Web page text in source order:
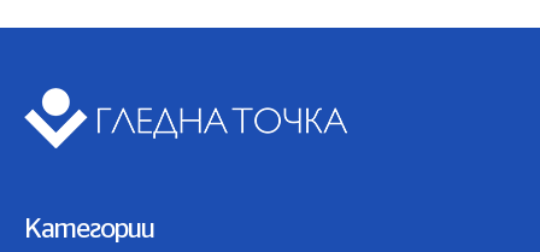
Категории